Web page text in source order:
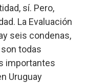
sí. Pero,
La Evaluación
seis condenas,
todas
importantes
Uruguay